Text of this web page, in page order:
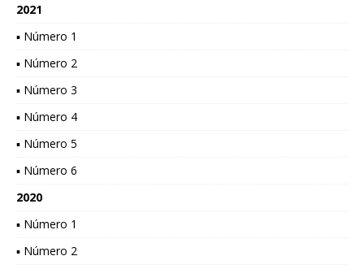
2021
▪ Número 1
▪ Número 2
▪ Número 3
▪ Número 4
▪ Número 5
▪ Número 6
2020
▪ Número 1
▪ Número 2